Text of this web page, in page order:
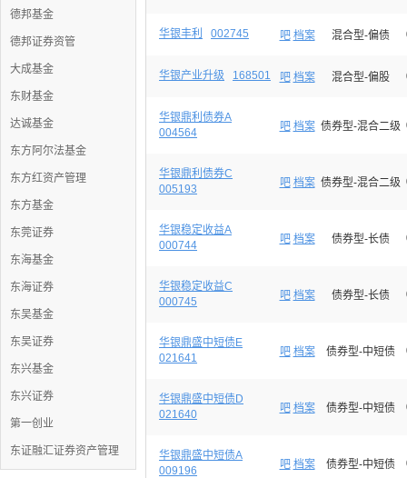
德邦基金
德邦证券资管
大成基金
东财基金
达诚基金
东方阿尔法基金
东方红资产管理
东方基金
东莞证券
东海基金
东海证券
东吴基金
东吴证券
东兴基金
东兴证券
第一创业
东证融汇证券资产管理
华银丰利 002745 吧 档案 混合型-偏债
华银产业升级 168501 吧 档案 混合型-偏股
华银鼎利债券A
004564
吧 档案 债券型-混合二级
华银鼎利债券C
005193
吧 档案 债券型-混合二级
华银稳定收益A
000744
吧 档案 债券型-长债
华银稳定收益C
000745
吧 档案 债券型-长债
华银鼎盛中短债E
021641
吧 档案 债券型-中短债
华银鼎盛中短债D
021640
吧 档案 债券型-中短债
华银鼎盛中短债A
009196
吧 档案 债券型-中短债